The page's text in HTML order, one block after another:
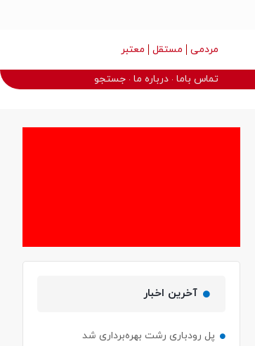
مردمی مستقل معتبر
تماس باما درباره ما جستجو
آخرین اخبار
پل رودباری رشت بهره‌برداری شد